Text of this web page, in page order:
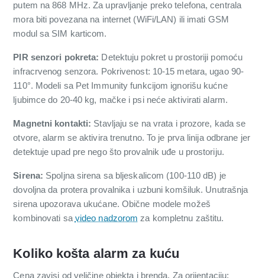
putem na 868 MHz. Za upravljanje preko telefona, centrala
mora biti povezana na internet (WiFi/LAN) ili imati GSM
modul sa SIM karticom.
PIR senzori pokreta: Detektuju pokret u prostoriji pomoću
infracrvenog senzora. Pokrivenost: 10-15 metara, ugao 90-
110°. Modeli sa Pet Immunity funkcijom ignorišu kućne
ljubimce do 20-40 kg, mačke i psi neće aktivirati alarm.
Magnetni kontakti: Stavljaju se na vrata i prozore, kada se
otvore, alarm se aktivira trenutno. To je prva linija odbrane jer
detektuje upad pre nego što provalnik uđe u prostoriju.
Sirena: Spoljna sirena sa bljeskalicom (100-110 dB) je
dovoljna da protera provalnika i uzbuni komšiluk. Unutrašnja
sirena upozorava ukućane. Obične modele možeš
kombinovati sa video nadzorom za kompletnu zaštitu.
Koliko košta alarm za kuću
Cena zavisi od veličine objekta i brenda. Za orijentaciju: